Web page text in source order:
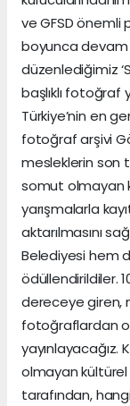
ve GFSD önemli
boyunca devam
düzenlediğimiz
başlıklı fotoğraf
Türkiye’nin en
fotoğraf arşivi
mesleklerin son
somut olmayan
yarışmalarla
aktarılmasını
Belediyesi hem
ödüllendirildiler.
dereceye giren,
fotoğraflardan
olmayan kültürel
tarafından,